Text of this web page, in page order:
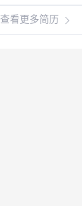
查看更多简历